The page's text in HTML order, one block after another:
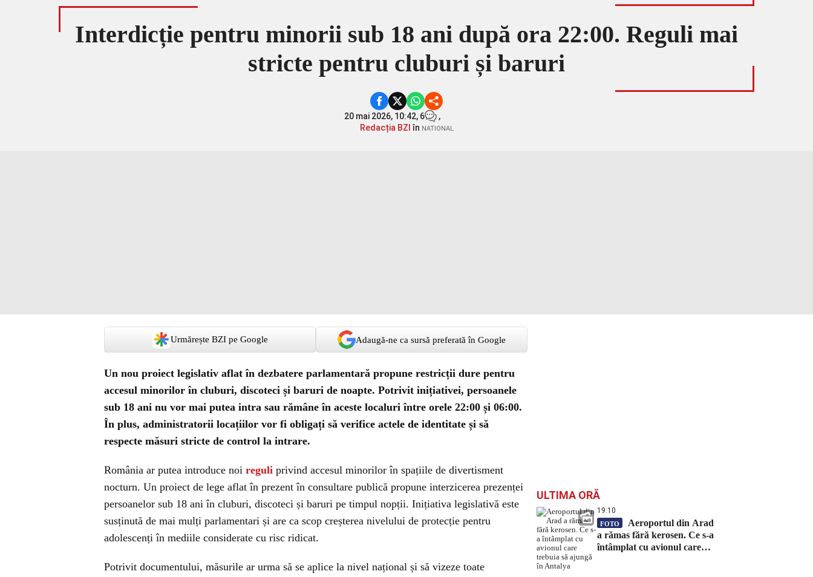
Interdicție pentru minorii sub 18 ani după ora 22:00. Reguli mai
stricte pentru cluburi și baruri
20 mai 2026, 10:42, 6
,
Redacția BZI în NATIONAL
Urmărește BZI pe Google Adaugă-ne ca sursă preferată în Google
Un nou proiect legislativ aflat în dezbatere parlamentară propune restricții dure pentru
accesul minorilor în cluburi, discoteci și baruri de noapte. Potrivit inițiativei, persoanele
sub 18 ani nu vor mai putea intra sau rămâne în aceste localuri între orele 22:00 și 06:00.
În plus, administratorii locațiilor vor fi obligați să verifice actele de identitate și să
respecte măsuri stricte de control la intrare.
România ar putea introduce noi reguli privind accesul minorilor în spațiile de divertisment
nocturn. Un proiect de lege aflat în prezent în consultare publică propune interzicerea prezenței
persoanelor sub 18 ani în cluburi, discoteci și baruri pe timpul nopții. Inițiativa legislativă este
susținută de mai mulți parlamentari și are ca scop creșterea nivelului de protecție pentru
adolescenți în mediile considerate cu risc ridicat.
Potrivit documentului, măsurile ar urma să se aplice la nivel național și să vizeze toate
ULTIMA ORĂ
19:10
FOTO
Aeroportul din Arad
a rămas fără kerosen. Ce s-a
întâmplat cu avionul care